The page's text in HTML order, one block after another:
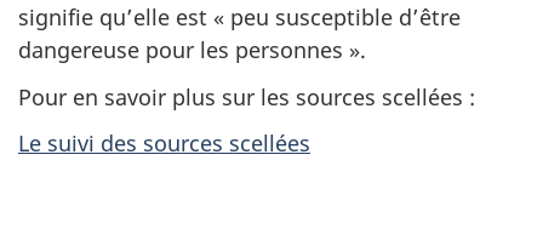
signifie qu’elle est « peu susceptible d’être
dangereuse pour les personnes ».
Pour en savoir plus sur les sources scellées :
Le suivi des sources scellées